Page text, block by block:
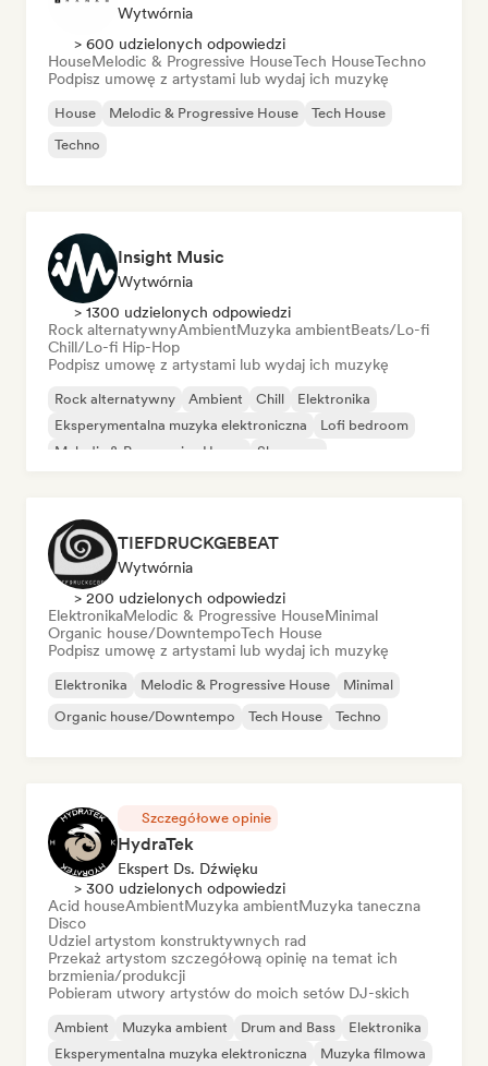
Wytwórnia
> 600 udzielonych odpowiedzi
HouseMelodic & Progressive HouseTech HouseTechno
Podpisz umowę z artystami lub wydaj ich muzykę
House Melodic & Progressive House
Tech House
Techno
Insight Music
Wytwórnia
> 1300 udzielonych odpowiedzi
Rock alternatywnyAmbientMuzyka ambientBeats/Lo-fi
Chill/Lo-fi Hip-Hop
Podpisz umowę z artystami lub wydaj ich muzykę
Rock alternatywny Ambient Chill
Elektronika
Eksperymentalna muzyka elektroniczna
Lofi bedroom
Melodic & Progressive House
Shoegaze
TIEFDRUCKGEBEAT
Wytwórnia
> 200 udzielonych odpowiedzi
ElektronikaMelodic & Progressive HouseMinimal
Organic house/DowntempoTech House
Podpisz umowę z artystami lub wydaj ich muzykę
Elektronika Melodic & Progressive House
Minimal
Organic house/Downtempo
Tech House Techno
Szczegółowe opinie
HydraTek
Ekspert Ds. Dźwięku
> 300 udzielonych odpowiedzi
Acid houseAmbientMuzyka ambientMuzyka taneczna
Disco
Udziel artystom konstruktywnych rad
Przekaż artystom szczegółową opinię na temat ich
brzmienia/produkcji
Pobieram utwory artystów do moich setów DJ-skich
Ambient Muzyka ambient Drum and Bass
Elektronika
Eksperymentalna muzyka elektroniczna
Muzyka filmowa